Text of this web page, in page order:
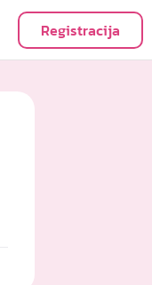
Registracija